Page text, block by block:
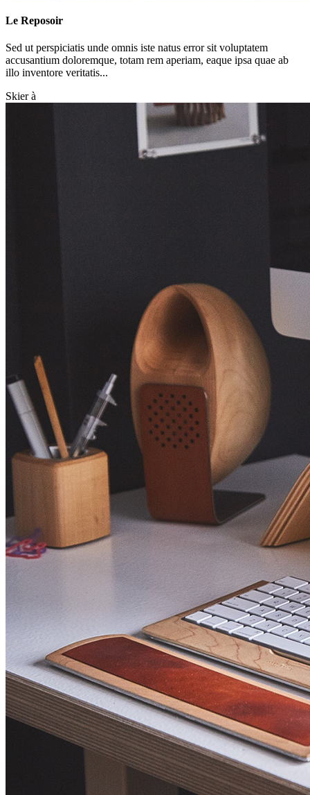
Le Reposoir
Sed ut perspiciatis unde omnis iste natus error sit voluptatem
accusantium doloremque, totam rem aperiam, eaque ipsa quae ab
illo inventore veritatis...
Skier à